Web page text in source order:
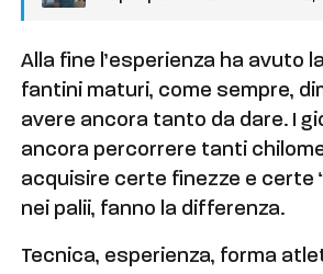
Alla fine l’esperienza ha avuto
fantini maturi, come sempre,
avere ancora tanto da dare. I
ancora percorrere tanti
acquisire certe finezze e certe
nei palii, fanno la differenza.
Tecnica, esperienza, forma